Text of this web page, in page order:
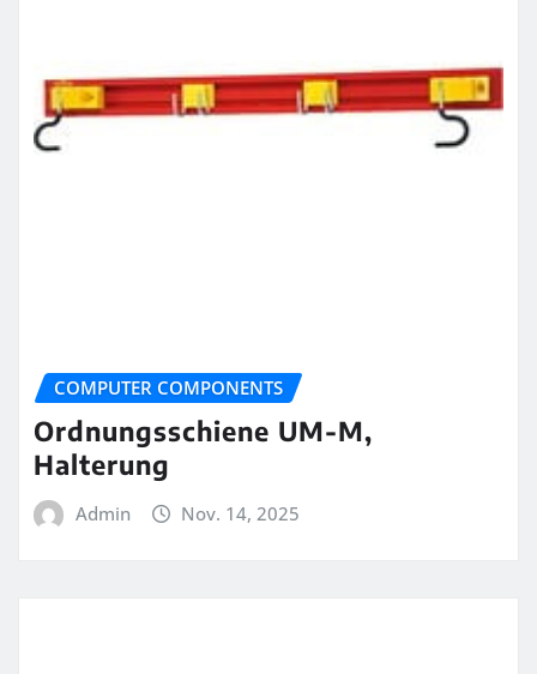
COMPUTER COMPONENTS
Ordnungsschiene UM-M,
Halterung
Admin Nov. 14, 2025